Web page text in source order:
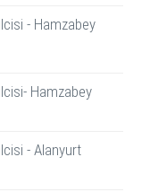
- Hamzabey
Hamzabey
- Alanyurt